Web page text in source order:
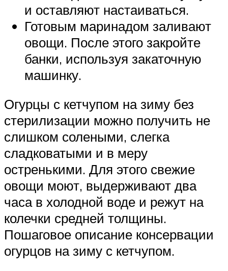
и оставляют настаиваться.
Готовым маринадом заливают
овощи. После этого закройте
банки, используя закаточную
машинку.
Огурцы с кетчупом на зиму без
стерилизации можно получить не
слишком солеными, слегка
сладковатыми и в меру
остренькими. Для этого свежие
овощи моют, выдерживают два
часа в холодной воде и режут на
колечки средней толщины.
Пошаговое описание консервации
огурцов на зиму с кетчупом.